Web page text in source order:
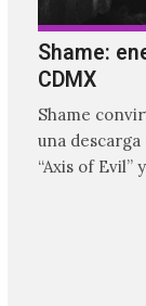
Shame:
CDMX
Shame
una
“Axis of